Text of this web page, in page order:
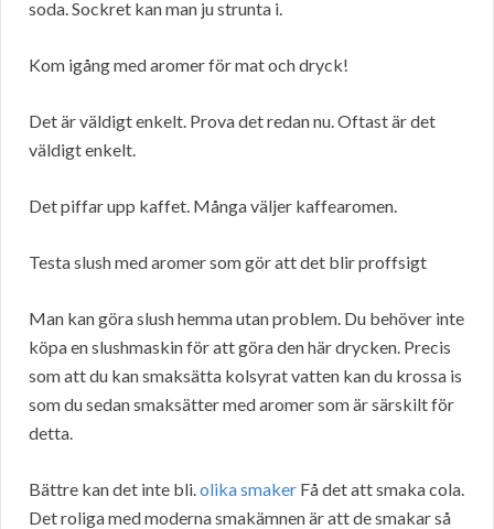
soda. Sockret kan man ju strunta i.
Kom igång med aromer för mat och dryck!
Det är väldigt enkelt. Prova det redan nu. Oftast är det
väldigt enkelt.
Det piffar upp kaffet. Många väljer kaffearomen.
Testa slush med aromer som gör att det blir proffsigt
Man kan göra slush hemma utan problem. Du behöver inte
köpa en slushmaskin för att göra den här drycken. Precis
som att du kan smaksätta kolsyrat vatten kan du krossa is
som du sedan smaksätter med aromer som är särskilt för
detta.
Bättre kan det inte bli. olika smaker Få det att smaka cola.
Det roliga med moderna smakämnen är att de smakar så